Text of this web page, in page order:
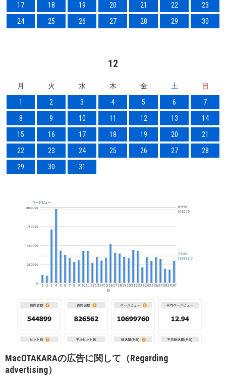
17
18 19 20 21 22
23
24
25 26 27 28 29 30
12
月 火 水 木 金 土
日
1
2 3 4 5 6
7
8
9 10 11 12 13
14
15
16 17 18 19 20
21
22
23 24 25 26 27
28
29
30 31
MacOTAKARAの広告に関して（Regarding
advertising）